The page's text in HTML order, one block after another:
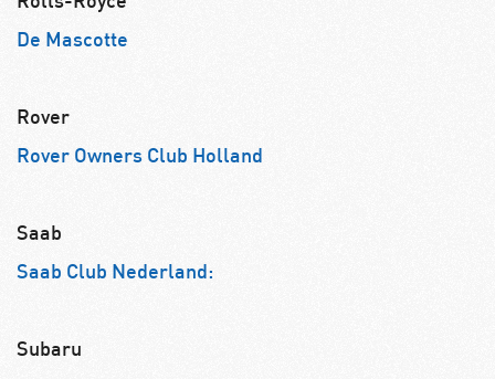
De Mascotte
Rover
Rover Owners Club Holland
Saab
Saab Club Nederland:
Subaru